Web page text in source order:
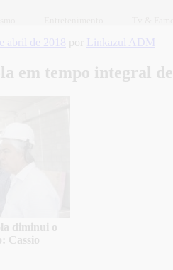
abril de 2018 por Linkazul ADM
em tempo integral
diminui o
Cassio